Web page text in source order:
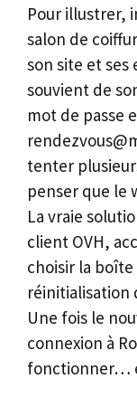
Pour illustrer,
salon de
son site et ses
souvient de
mot de passe
tenter
penser que le
La vraie
client OVH,
choisir la
réinitialisation
Une fois le
connexion à
fonctionner…